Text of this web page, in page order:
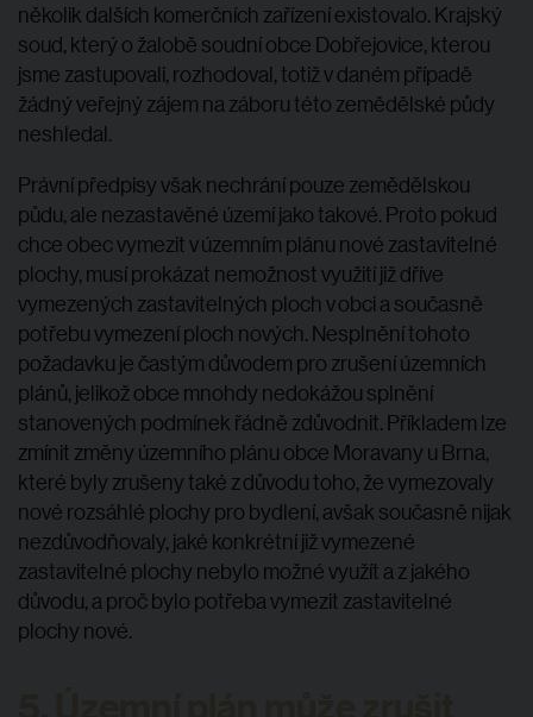
několik dalších komerčních zařízení existovalo. Krajský
soud, který o žalobě soudní obce Dobřejovice, kterou
jsme zastupovali, rozhodoval, totiž v daném případě
žádný veřejný zájem na záboru této zemědělské půdy
neshledal.
Právní předpisy však nechrání pouze zemědělskou
půdu, ale nezastavěné území jako takové. Proto pokud
chce obec vymezit v územním plánu nové zastavitelné
plochy, musí prokázat nemožnost využití již dříve
vymezených zastavitelných ploch v obci a současně
potřebu vymezení ploch nových. Nesplnění tohoto
požadavku je častým důvodem pro zrušení územních
plánů, jelikož obce mnohdy nedokážou splnění
stanovených podmínek řádně zdůvodnit. Příkladem lze
zmínit změny územního plánu obce Moravany u Brna,
které byly zrušeny také z důvodu toho, že vymezovaly
nové rozsáhlé plochy pro bydlení, avšak současně nijak
nezdůvodňovaly, jaké konkrétní již vymezené
zastavitelné plochy nebylo možné využít a z jakého
důvodu, a proč bylo potřeba vymezit zastavitelné
plochy nové.